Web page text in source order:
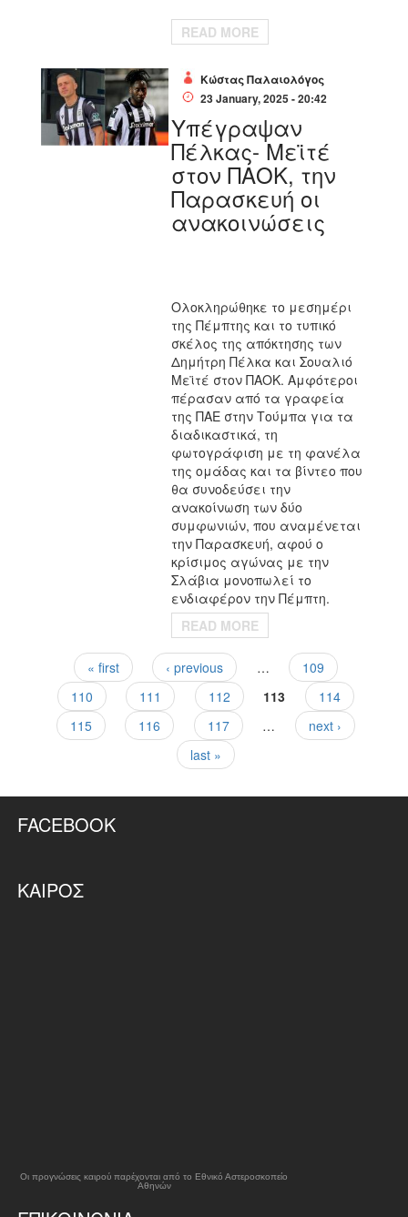
READ MORE
Κώστας Παλαιολόγος
23 January, 2025 - 20:42
Υπέγραψαν
Πέλκας- Μεϊτέ
στον ΠΑΟΚ, την
Παρασκευή οι
ανακοινώσεις
Ολοκληρώθηκε το μεσημέρι
της Πέμπτης και το τυπικό
σκέλος της απόκτησης των
Δημήτρη Πέλκα και Σουαλιό
Μεϊτέ στον ΠΑΟΚ. Αμφότεροι
πέρασαν από τα γραφεία
της ΠΑΕ στην Τούμπα για τα
διαδικαστικά, τη
φωτογράφιση με τη φανέλα
της ομάδας και τα βίντεο που
θα συνοδεύσει την
ανακοίνωση των δύο
συμφωνιών, που αναμένεται
την Παρασκευή, αφού ο
κρίσιμος αγώνας με την
Σλάβια μονοπωλεί το
ενδιαφέρον την Πέμπτη.
READ MORE
Pages
« first ‹ previous …
109
110
111 112 113
114
115
116 117 …
next ›
last »
FACEBOOK
ΚΑΙΡΌΣ
Οι προγνώσεις καιρού παρέχονται από το Εθνικό Αστεροσκοπείο
Αθηνών